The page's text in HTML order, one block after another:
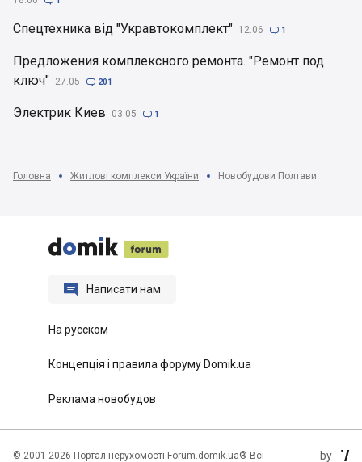
Спецтехника від "Укравтокомплект" 12.06  1
Предложения комплексного ремонта. "Ремонт под
ключ" 27.05  201
Электрик Киев 03.05  1
Головна Житлові комплекси України Новобудови Полтави


 

 Написати нам
На русском
Концепція і правила форуму Domik.ua
Реклама новобудов
© 2001-2026 Портал нерухомості Forum.domik.ua® Всі by 